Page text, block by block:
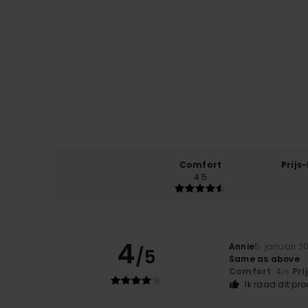
Comfort
4.5
4/5 Annie5. januari
Same as above
Comfort: 4/5
Ik raad dit